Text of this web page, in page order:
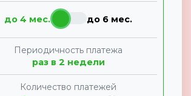
до 4 мес. до 6 мес.
Периодичность платежа
раз в 2 недели
Количество платежей